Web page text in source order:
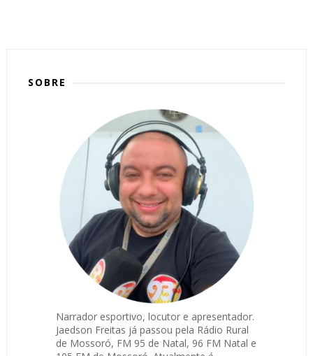
SOBRE
Narrador esportivo, locutor e apresentador.
Jaedson Freitas já passou pela Rádio Rural
de Mossoró, FM 95 de Natal, 96 FM Natal e